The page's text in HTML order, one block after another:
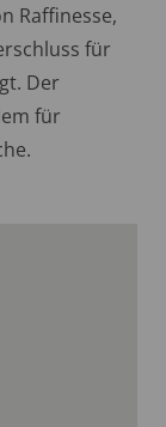
Raffinesse,
für
Der
für